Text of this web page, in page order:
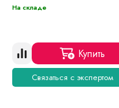
На складе
Купить
Связаться с экспертом